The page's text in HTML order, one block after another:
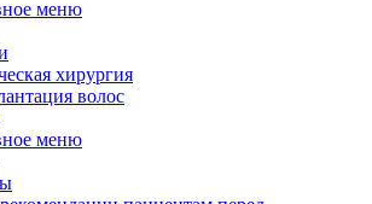
меню
хирургия
волос
меню